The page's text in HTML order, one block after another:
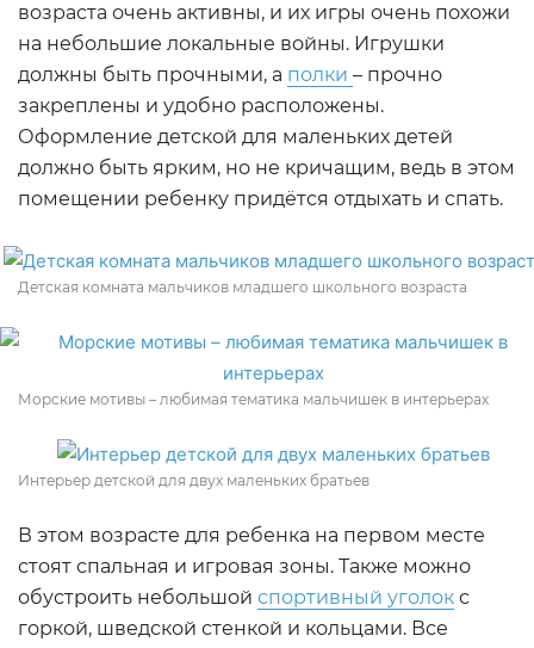
возраста очень активны, и их игры очень похожи
на небольшие локальные войны. Игрушки
должны быть прочными, а полки – прочно
закреплены и удобно расположены.
Оформление детской для маленьких детей
должно быть ярким, но не кричащим, ведь в этом
помещении ребенку придётся отдыхать и спать.
Детская комната мальчиков младшего школьного возраста
Морские мотивы – любимая тематика мальчишек в интерьерах
Интерьер детской для двух маленьких братьев
В этом возрасте для ребенка на первом месте
стоят спальная и игровая зоны. Также можно
обустроить небольшой спортивный уголок с
горкой, шведской стенкой и кольцами. Все